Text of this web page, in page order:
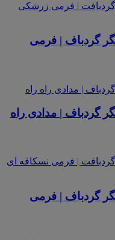
گردباف | فرمی
گردباف | مدادی راه
گردباف | فرمی